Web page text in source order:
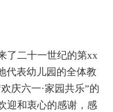
了二十一世纪的第xx
代表幼儿园的全体教
庆六一·家园共乐”的
迎和衷心的感谢，感